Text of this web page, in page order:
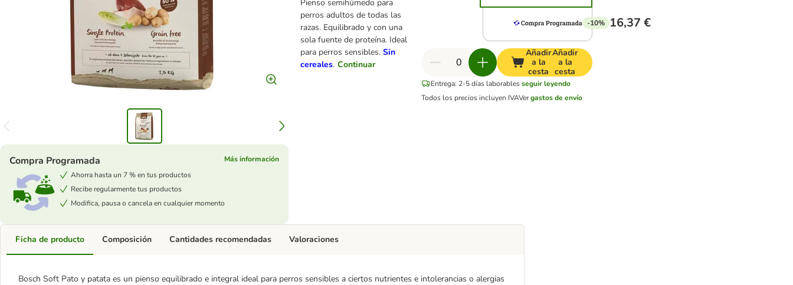
Pienso semihúmedo para
perros adultos de todas las
razas. Equilibrado y con una
sola fuente de proteína. Ideal
para perros sensibles.Sin
cereales. Continuar
Compra Programada
Más información
Ahorra hasta un 7 % en tus productos
Recibe regularmente tus productos
Modifica, pausa o cancela en cualquier momento
-10% 16,37 €
Añadir
a la
cesta
Añadir
a la
cesta
Entrega: 2-5 días laborables seguir leyendo
Todos los precios incluyen IVAVergastos de envío
Ficha de producto
Bosch Soft Pato y patata es un pienso equilibrado e integral ideal para perros sensibles a ciertos nutrientes e intolerancias o alergias
Composición Cantidades recomendadas Valoraciones